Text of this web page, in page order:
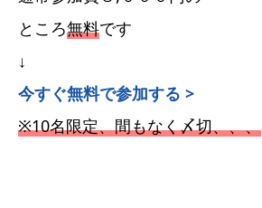
ところ無料です
↓
今すぐ無料で参加する >
※10名限定、間もなく〆切、、、